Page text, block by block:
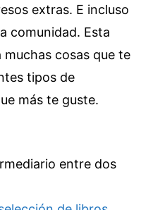
extras. E incluso
comunidad. Esta
cosas que te
tipos de
más te guste.
entre dos